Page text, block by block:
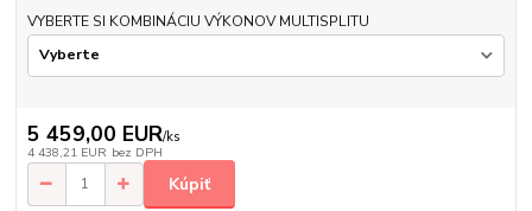
VYBERTE SI KOMBINÁCIU VÝKONOV MULTISPLITU
5 459,00 EUR/ks
4 438,21 EUR bez DPH
Kúpiť